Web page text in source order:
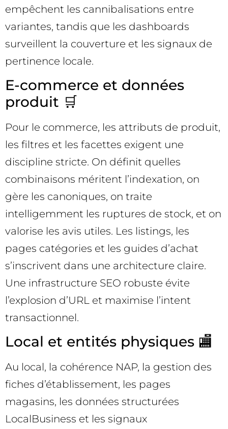
empêchent les cannibalisations entre
variantes, tandis que les dashboards
surveillent la couverture et les signaux de
pertinence locale.
E-commerce et données
produit 🛒
Pour le commerce, les attributs de produit,
les filtres et les facettes exigent une
discipline stricte. On définit quelles
combinaisons méritent l’indexation, on
gère les canoniques, on traite
intelligemment les ruptures de stock, et on
valorise les avis utiles. Les listings, les
pages catégories et les guides d’achat
s’inscrivent dans une architecture claire.
Une infrastructure SEO robuste évite
l’explosion d’URL et maximise l’intent
transactionnel.
Local et entités physiques 🏬
Au local, la cohérence NAP, la gestion des
fiches d’établissement, les pages
magasins, les données structurées
LocalBusiness et les signaux